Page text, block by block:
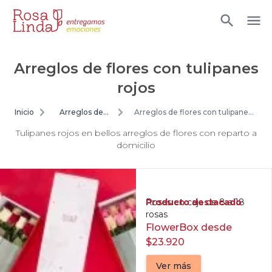
Arreglos de flores con tulipanes
rojos
Inicio
Arreglos de
Arreglos de flores con tulipanes
Tulipanes rojos en bellos arreglos de flores con reparto a
domicilio
Producto destacado
Rosas en caja de 8 a 18
rosas
FlowerBox desde
$23.920
Ver más